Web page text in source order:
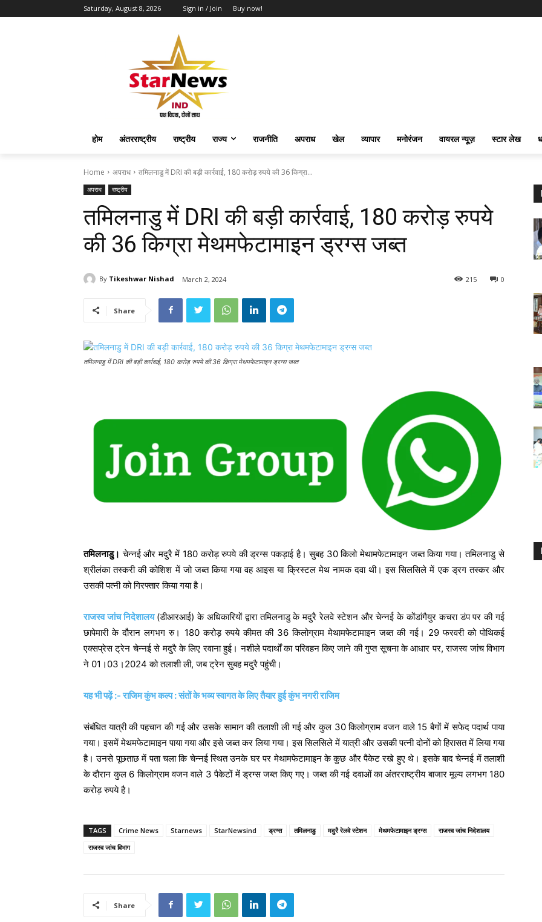
Saturday, August 8, 2026 Sign in / Join Buy now!
होम अंतरराष्ट्रीय राष्ट्रीय राज्य राजनीति अपराध खेल व्यापार मनोरंजन वायरल न्यूज़ स्टार लेख
Home अपराध तमिलनाडु में DRI की बड़ी कार्रवाई, 180 करोड़ रुपये की 36 किग्रा...
अपराध राष्ट्रीय
तमिलनाडु में DRI की बड़ी कार्रवाई, 180 करोड़ रुपये
की 36 किग्रा मेथमफेटामाइन ड्रग्स जब्त
By Tikeshwar Nishad March 2, 2024 0
215
Share
तमिलनाडु में DRI की बड़ी कार्रवाई, 180 करोड़ रुपये की 36 किग्रा मेथमफेटामाइन ड्रग्स जब्त
तमिलनाडु। चेन्नई और मदुरै में 180 करोड़ रुपये की ड्रग्स पकड़ाई है। सुबह 30 किलो मेथामफेटामाइन जब्त किया गया। तमिलनाडु से
श्रीलंका तस्करी की कोशिश में जो जब्त किया गया वह आइस या क्रिस्टल मेथ नामक दवा थी। इस सिलसिले में एक ड्रग तस्कर और
उसकी पत्नी को गिरफ्तार किया गया है।
राजस्व जांच निदेशालय(डीआरआई) के अधिकारियों द्वारा तमिलनाडु के मदुरै रेलवे स्टेशन और चेन्नई के कोंडांगैयुर कचरा डंप पर की गई
छापेमारी के दौरान लगभग रु। 180 करोड़ रुपये कीमत की 36 किलोग्राम मेथामफेटामाइन जब्त की गई। 29 फरवरी को पोथिकई
एक्सप्रेस ट्रेन चेन्नई से मदुरै के लिए रवाना हुई। नशीले पदार्थों का परिवहन किए जाने की गुप्त सूचना के आधार पर, राजस्व जांच विभाग
ने 01।03।2024 को तलाशी ली, जब ट्रेन सुबह मदुरै पहुंची।
यह भी पढ़ें :- राजिम कुंभ कल्प : संतों के भव्य स्वागत के लिए तैयार हुई कुंभ नगरी राजिम
संबंधित यात्री की पहचान की गई और उसके सामान की तलाशी ली गई और कुल 30 किलोग्राम वजन वाले 15 बैगों में सफेद पदार्थ पाया
गया। इसमें मेथमफेटामाइन पाया गया और इसे जब्त कर लिया गया। इस सिलसिले में यात्री और उसकी पत्नी दोनों को हिरासत में लिया गया
है। उनसे पूछताछ में पता चला कि चेन्नई स्थित उनके घर पर मेथामफेटामाइन के कुछ और पैकेट रखे हुए थे। इसके बाद चेन्नई में तलाशी
के दौरान कुल 6 किलोग्राम वजन वाले 3 पैकेटों में ड्रग्स जब्त किए गए। जब्त की गई दवाओं का अंतरराष्ट्रीय बाजार मूल्य लगभग 180
करोड़ रुपये है।
TAGS Crime News Starnews StarNewsind ड्रग्स तमिलनाडु मदुरै रेलवे स्टेशन मेथमफेटामाइन ड्रग्स
राजस्व जांच निदेशालय
राजस्व जांच विभाग
Share